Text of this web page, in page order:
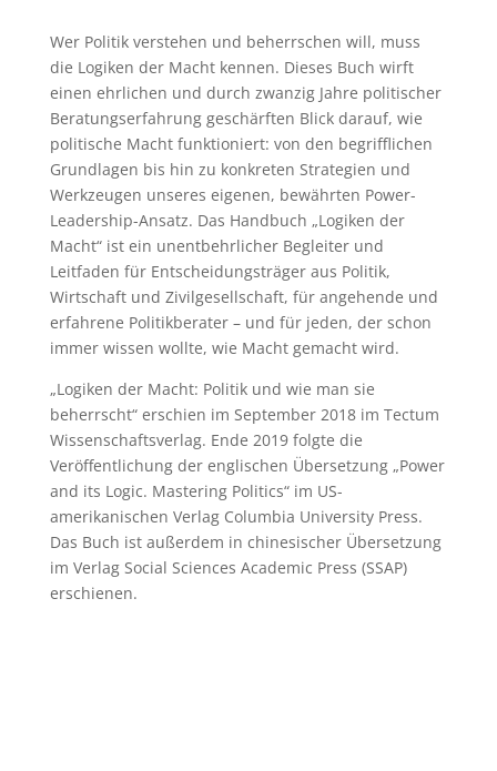
Wer Politik verstehen und beherrschen will, muss
die Logiken der Macht kennen. Dieses Buch wirft
einen ehrlichen und durch zwanzig Jahre politischer
Beratungserfahrung geschärften Blick darauf, wie
politische Macht funktioniert: von den begrifflichen
Grundlagen bis hin zu konkreten Strategien und
Werkzeugen unseres eigenen, bewährten Power-
Leadership-Ansatz. Das Handbuch „Logiken der
Macht“ ist ein unentbehrlicher Begleiter und
Leitfaden für Entscheidungsträger aus Politik,
Wirtschaft und Zivilgesellschaft, für angehende und
erfahrene Politikberater – und für jeden, der schon
immer wissen wollte, wie Macht gemacht wird.
„Logiken der Macht: Politik und wie man sie
beherrscht“ erschien im September 2018 im Tectum
Wissenschaftsverlag. Ende 2019 folgte die
Veröffentlichung der englischen Übersetzung „Power
and its Logic. Mastering Politics“ im US-
amerikanischen Verlag Columbia University Press.
Das Buch ist außerdem in chinesischer Übersetzung
im Verlag Social Sciences Academic Press (SSAP)
erschienen.